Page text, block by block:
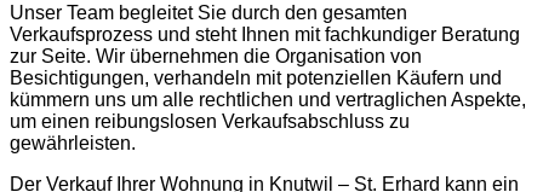
Unser Team begleitet Sie durch den gesamten
Verkaufsprozess und steht Ihnen mit fachkundiger Beratung
zur Seite. Wir übernehmen die Organisation von
Besichtigungen, verhandeln mit potenziellen Käufern und
kümmern uns um alle rechtlichen und vertraglichen Aspekte,
um einen reibungslosen Verkaufsabschluss zu
gewährleisten.
Der Verkauf Ihrer Wohnung in Knutwil – St. Erhard kann ein